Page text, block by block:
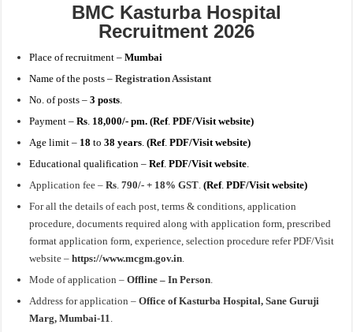
BMC Kasturba Hospital
Recruitment 2026
Place of recruitment – Mumbai
Name of the posts –Registration Assistant
No. of posts –3 posts
Payment –Rs 18,000/- pm. (Ref. PDF/Visit website)
Age limit – 18 to38 years .(Ref. PDF/Visit website)
Educational qualification –Ref. PDF/Visit website
Application fee –Rs .790/- + 18% GST .(Ref. PDF/Visit website)
For all the details of each post, terms & conditions, application
procedure, documents required along with application form, prescribed
format application form, experience, selection procedure refer PDF/Visit
website –https://www.mcgm.gov.in
Mode of application –Offline – In Person
Address for application –Office of Kasturba Hospital, Sane Guruji
Marg, Mumbai-11